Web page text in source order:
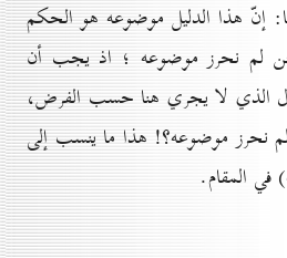
إنّ هذا الدليل موضوعه هو الحكم
لم نحرز موضوعه ؛ اذ يجب أن
الذي لا يجري هنا حسب الفرض،
نحرز موضوعه؟! هذا ما ينسب إلى
في المقام.